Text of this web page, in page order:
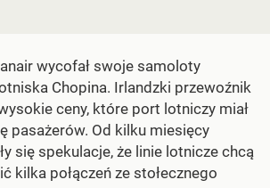
wycofał swoje samoloty
Chopina. Irlandzki przewoźnik
ceny, które port lotniczy miał
pasażerów. Od kilku miesięcy
się spekulacje, że linie lotnicze chcą
kilka połączeń ze stołecznego